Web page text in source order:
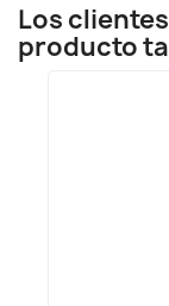
Los
producto